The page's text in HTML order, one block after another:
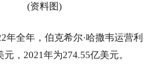
(资料图)
年全年，伯克希尔·哈撒韦运营利
，2021年为274.55亿美元。